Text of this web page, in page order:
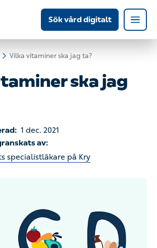
Sök vård digitalt
Vilka vitaminer ska jag ta?
ska jag
1 dec. 2021
av:
specialistläkare på Kry